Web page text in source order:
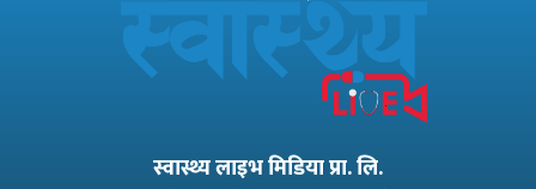
स्वास्थ्य लाइभ मिडिया प्रा. लि.